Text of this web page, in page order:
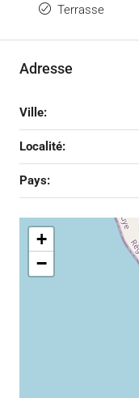
Terrasse
Adresse
Ville:
Localité:
Pays:
+
−